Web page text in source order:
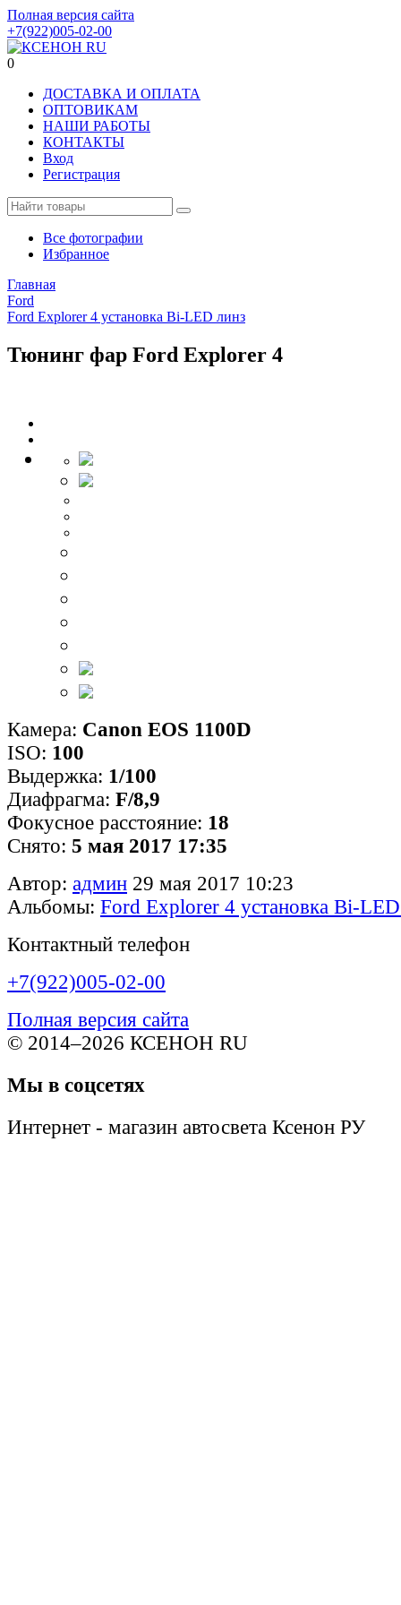
Полная версия сайта
+7(922)005-02-00
0
ДОСТАВКА И ОПЛАТА
ОПТОВИКАМ
НАШИ РАБОТЫ
КОНТАКТЫ
Вход
Регистрация
Все фотографии
Избранное
Главная
Ford
Ford Explorer 4 установка Bi-LED линз
Тюнинг фар Ford Explorer 4
Камера: Canon EOS 1100D
ISO: 100
Выдержка: 1/100
Диафрагма: F/8,9
Фокусное расстояние: 18
Снято: 5 мая 2017 17:35
Автор: админ 29 мая 2017 10:23
Альбомы: Ford Explorer 4 установка Bi-
Контактный телефон
+7(922)005-02-00
Полная версия сайта
© 2014–2026 КСЕНОН RU
Мы в соцсетях
Интернет - магазин автосвета Ксенон РУ